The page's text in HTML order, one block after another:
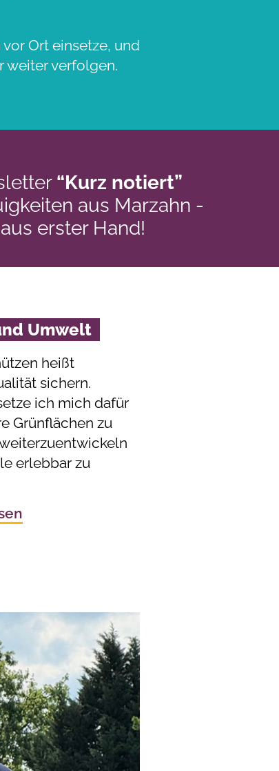
Ort einsetze, und
weiter verfolgen.
“Kurz notiert”
aus Marzahn -
erster Hand!
Umwelt
heißt
sichern.
ich mich dafür
Grünflächen zu
erlebbar zu